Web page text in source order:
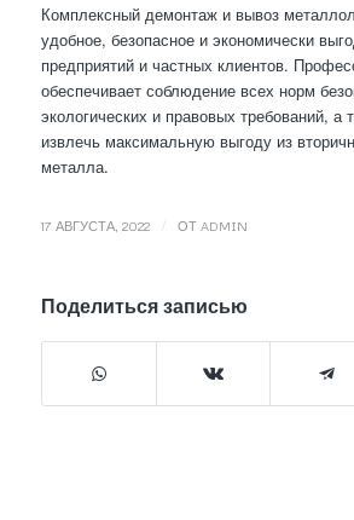
Комплексный демонтаж и вывоз
удобное, безопасное и экономически
предприятий и частных клиентов.
обеспечивает соблюдение всех норм
экологических и правовых требований, а
извлечь максимальную выгоду из
металла.
17 АВГУСТА, 2022 ОТ ADMIN
Поделиться записью